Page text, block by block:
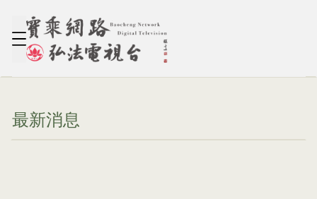
最新消息